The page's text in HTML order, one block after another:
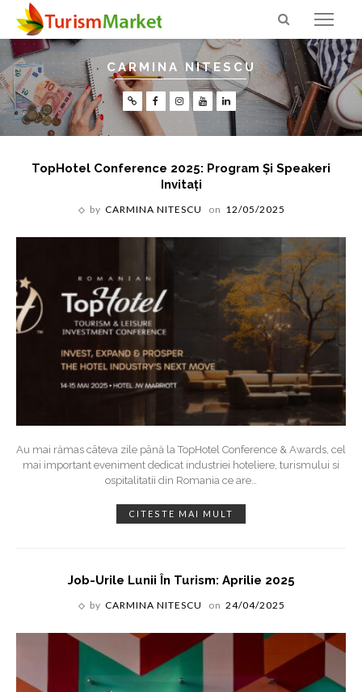
CARMINA NITESCU
TopHotel Conference 2025: Program Și Speakeri
Invitați
by CARMINA NITESCU on 12/05/2025
Au mai rămas câteva zile până la TopHotel Conference & Awards, cel
mai important eveniment dedicat industriei hoteliere, turismului si
ospitalitatii din Romania ce are…
CITESTE MAI MULT
Job-Urile Lunii În Turism: Aprilie 2025
by CARMINA NITESCU on 24/04/2025